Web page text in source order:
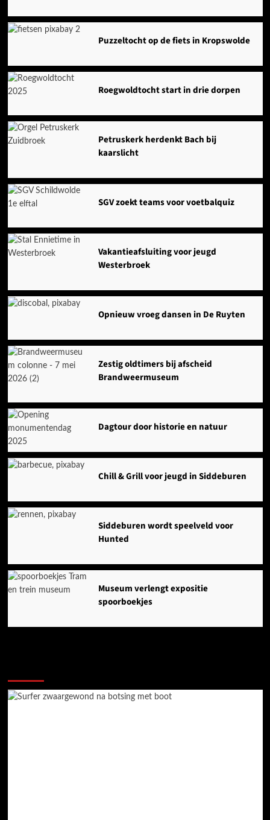
Puzzeltocht op de fiets in Kropswolde
Roegwoldtocht start in drie dorpen
Petruskerk herdenkt Bach bij
kaarslicht
SGV zoekt teams voor voetbalquiz
Vakantieafsluiting voor jeugd
Westerbroek
Opnieuw vroeg dansen in De Ruyten
Zestig oldtimers bij afscheid
Brandweermuseum
Dagtour door historie en natuur
Chill & Grill voor jeugd in Siddeburen
Siddeburen wordt speelveld voor
Hunted
Museum verlengt expositie
spoorboekjes